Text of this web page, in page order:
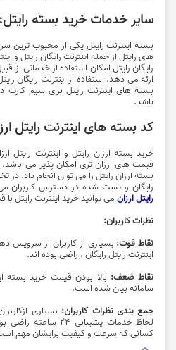
سایر خدمات خرید بسته رایتل:
بسته اینترنت رایتل یکی از محبوب ترین
های رایتل از جمله اینترنت رایگان رایتل و
رایگان رایتل امکان استفاده از خدماتی از
ارئه می دهد. استفاده از اینترنت رایگان
بسته های اینترنت رایتل برای سیم کارت
باشد.
کد بسته های اینترنت رایتل
خرید بسته ارزان رایتل و اینترنت رایتل
قیمت های ارزان تری امکان پذیر می باشد.
بسته ارزان رایتل را می توان انجام داد.
رایگان و تست شده در دسترس کاربران
رایتل ارزانمی توانید خرید اینترنت رایتل با
نظرات کاربران:
نقاط قوت: بسیاری از کاربران از سرویس
اینترنت رایتل رایگان ، راضی بوده اند.
نقاط ضعف: بالا بودن قیمت خرید بسته
سامانه بیان شده است.
جمع بندی نظرات کاربران: بسیاری
لحاظ خدمات پشیبانی
کسانی که سرعت و کیفیت برایشان مهم است